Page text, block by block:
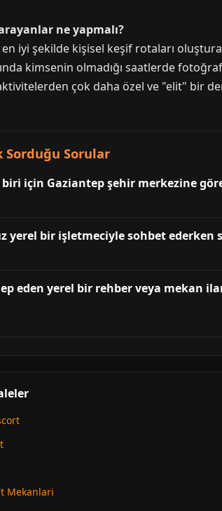
ne yapmalı?
iyi şekilde kişisel keşif rotaları
kimsenin olmadığı saatlerde
çok daha özel ve "elit" bir
Sorduğu Sorular
için Gaziantep şehir merkezine
yerel bir işletmeciyle sohbet ederken
eden yerel bir rehber veya mekan
Mekanlari